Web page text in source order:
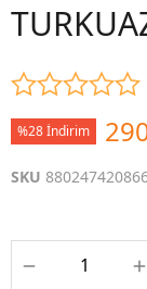
%28 İndirim
SKU